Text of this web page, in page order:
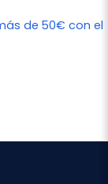
de 50€ con el